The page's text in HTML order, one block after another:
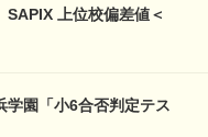
上位校偏差値＜
学園「小6合否判定テス